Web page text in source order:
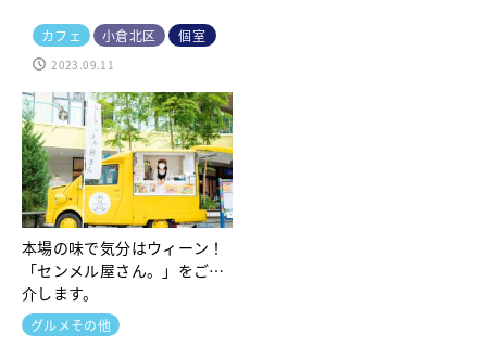
カフェ 小倉北区 個室
2023.09.11
本場の味で気分はウィーン！
「センメル屋さん。」をご紹
介します。
グルメその他